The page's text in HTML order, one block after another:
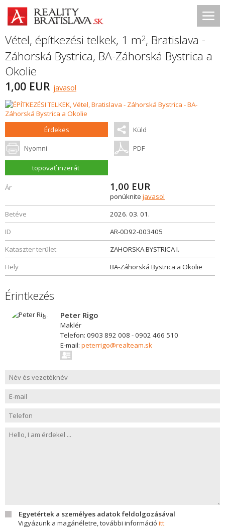
Vétel, építkezési telkek, 1 m2, Bratislava -
Záhorská Bystrica, BA-Záhorská Bystrica a
Okolie
1,00 EUR javasol
Érdekes Küld
Nyomni PDF
topovať inzerát
Ár 1,00 EUR
ponúknite javasol
Betéve
2026. 03. 01.
ID
AR-0D92-003405
Kataszter terület
ZAHORSKA BYSTRICA I.
Hely
BA-Záhorská Bystrica a Okolie
Érintkezés
Peter Rigo
Maklér
Telefon: 0903 892 008 - 0902 466 510
E-mail: peterrigo@realteam.sk
Egyetértek a személyes adatok feldolgozásával
Vigyázunk a magánéletre, további információ itt